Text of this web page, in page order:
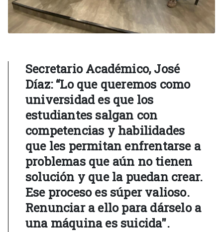
Secretario Académico, José
Díaz: “Lo que queremos como
universidad es que los
estudiantes salgan con
competencias y habilidades
que les permitan enfrentarse a
problemas que aún no tienen
solución y que la puedan crear.
Ese proceso es súper valioso.
Renunciar a ello para dárselo a
una máquina es suicida".